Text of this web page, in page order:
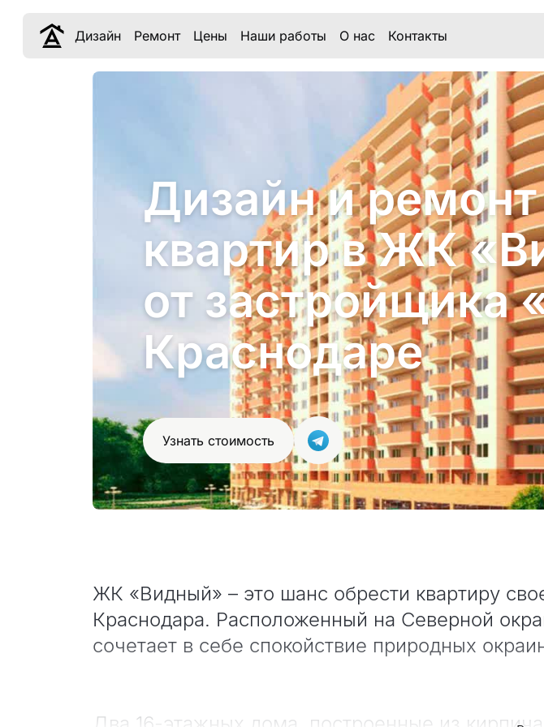
Дизайн Ремонт Цены Наши работы О нас Контакты
Дизайн и ремонт
квартир в ЖК
от застройщика
Краснодаре
Узнать стоимость
ЖК «Видный» – это шанс обрести квартиру
Краснодара. Расположенный на Северной
сочетает в себе спокойствие природных